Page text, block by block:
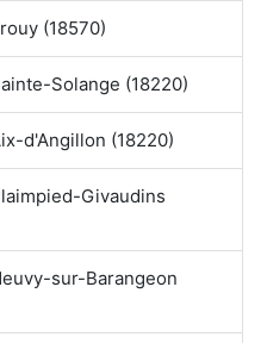
(18570)
Solange (18220)
d'Angillon (18220)
Givaudins
sur-Barangeon